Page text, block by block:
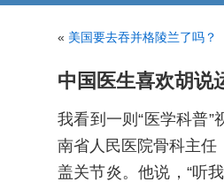
« 美国要去吞并格陵兰了吗？
中国医生喜欢胡说
我看到一则“医学科普
南省人民医院骨科主任
盖关节炎。他说，“听